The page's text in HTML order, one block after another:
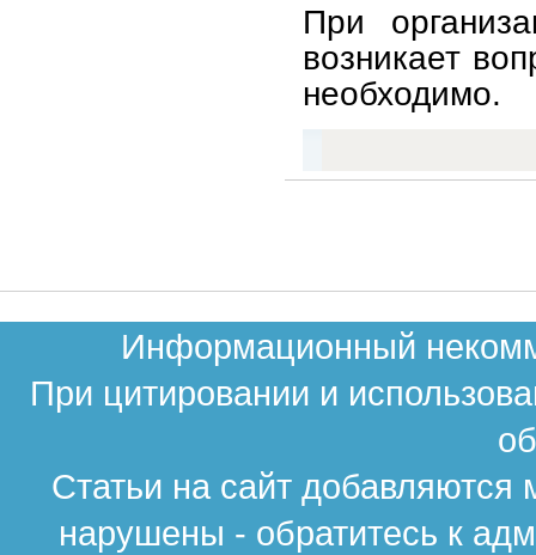
При
возникает
необходимо.
Информационный
При цитировании и
Статьи на сайт
нарушены - обратитесь к